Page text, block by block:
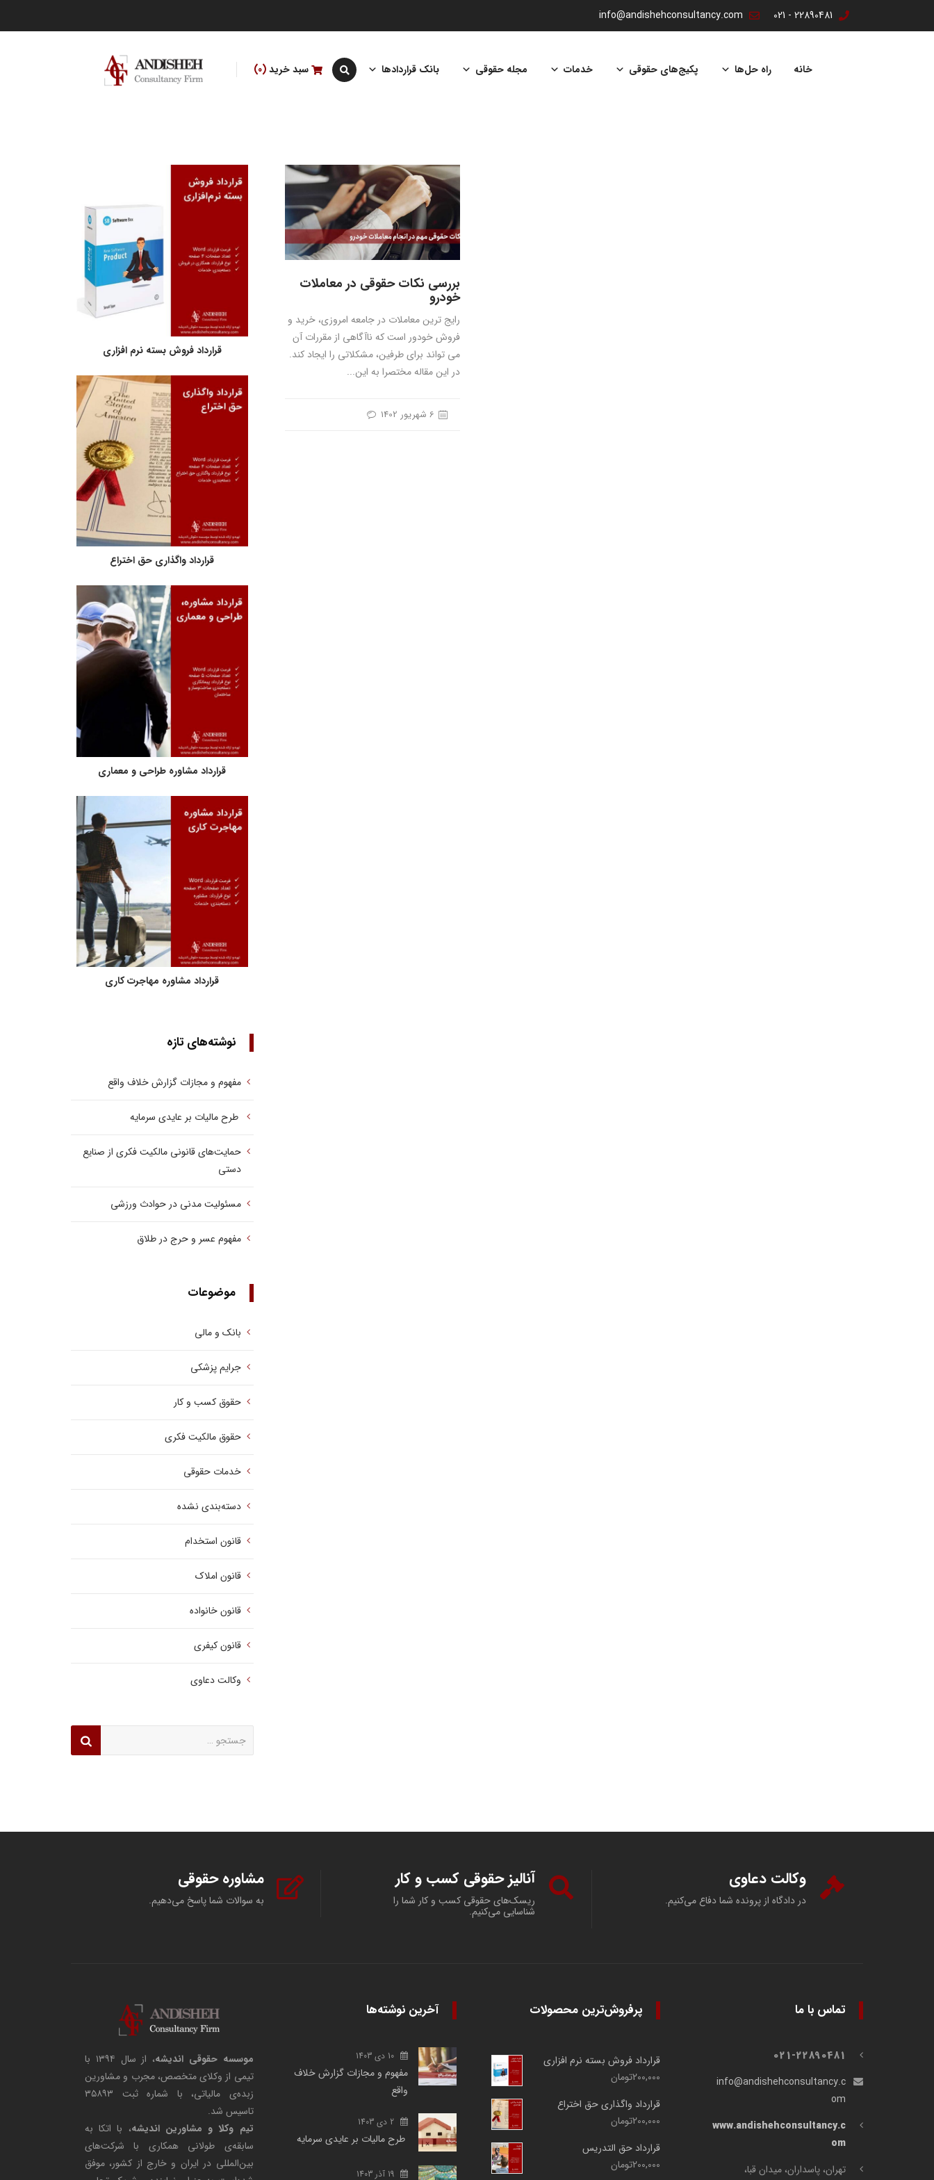
22890481 - 021
info@andishehconsultancy.com
سبد خرید 0
محتوا
خانه راه حل‌ها پکیج‌های حقوقی خدمات مجله حقوقی بانک قراردادها
بررسی نکات حقوقی در معاملات
خودرو
رایج ترین معاملات در جامعه امروزی، خرید و
فروش خودور است که ناآگاهی از مقررات آن
می تواند برای طرفین، مشکلاتی را ایجاد کند.
در این مقاله مختصرا به این...
قرارداد فروش بسته نرم افزاری
قرارداد واگذاری حق اختراع
قرارداد مشاوره طراحی و معماری
قرارداد مشاوره مهاجرت کاری
نوشته‌های تازه
مفهوم و مجازات گزارش خلاف واقع
طرح مالیات بر عایدی سرمایه
حمایت‌های قانونی مالکیت فکری از صنایع
دستی
مسئولیت مدنی در حوادث ورزشی
مفهوم عسر و حرج در طلاق
موضوعات
بانک و مالی
جرایم پزشکی
حقوق کسب‌ و کار
حقوق مالکیت فکری
خدمات حقوقی
دسته‌بندی نشده
قانون استخدام
قانون املاک
قانون خانواده
قانون کیفری
وکالت دعاوی
برای:
مشاوره حقوقی
به سوالات شما پاسخ می‌دهیم.
آنالیز حقوقی کسب و کار
ریسک‌های حقوقی کسب و کار شما را
شناسایی می‌کنیم.
وکالت دعاوی
در دادگاه از پرونده شما دفاع می‌کنیم.
موسسه حقوقی اندیشه
، از سال ۱۳۹۴ با
تیمی از وکلای متخصص، مجرب و مشاورین
زبده‌ی مالیاتی، با شماره ثبت ۳۵۸۹۳
تاسیس شد.
تیم وکلا و مشاورین اندیشه، با اتکا به
سابقه‌ی طولانی همکاری با شرکت‌های
بین‌المللی در ایران و خارج از کشور، موفق
آخرین نوشته‌ها
10 دی 1403
مفهوم و مجازات گزارش خلاف
واقع
2 دی 1403
طرح مالیات بر عایدی سرمایه
19 آذر 1403
پرفروش‌ترین محصولات
قرارداد فروش بسته نرم افزاری
200,000تومان
قرارداد واگذاری حق اختراع
200,000تومان
قرارداد حق التدریس
200,000تومان
تماس با ما
021-22890481
info@andishehconsultancy.c
om
www.andishehconsultancy.c
om
تهران، پاسداران، میدان قبا،